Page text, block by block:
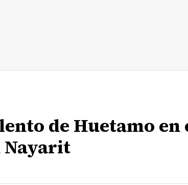
de Huetamo en
Nayarit